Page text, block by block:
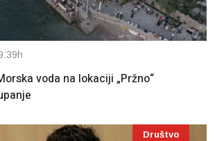
voda na lokaciji „Pržno“
Društvo